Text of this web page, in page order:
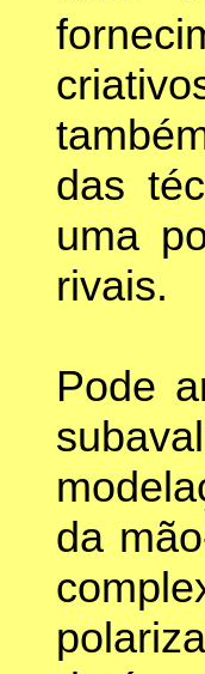
das
uma
rivais.
Pode
da